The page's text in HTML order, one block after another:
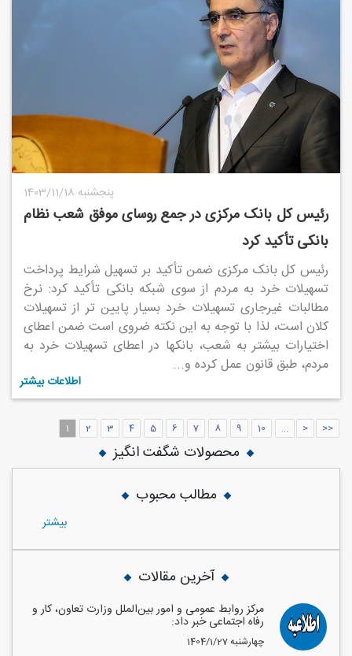
1403/11/18 پنجشنبه
رئیس کل بانک مرکزی در جمع روسای موفق شعب نظام
بانکی تأکید کرد
رئیس کل بانک مرکزی ضمن تأکید بر تسهیل شرایط پرداخت
تسهیلات خرد به مردم از سوی شبکه بانکی تأکید کرد: نرخ
مطالبات غیرجاری تسهیلات خرد بسیار پایین تر از تسهیلات
کلان است، لذا با توجه به این نکته ضروی است ضمن اعطای
اختیارات بیشتر به شعب، بانک‎ها در اعطای تسهیلات خرد به
مردم، طبق قانون عمل کرده و...
اطلاعات بیشتر
1 2 3 4 5 6 7 8 9 10 ... > >>
محصولات شگفت انگیز
مطالب محبوب
بيشتر
آخرین مقالات
مرکز روابط عمومی و امور بین‌الملل وزارت تعاون، کار و
رفاه اجتماعی خبر داد:
1404/1/27 چهارشنبه